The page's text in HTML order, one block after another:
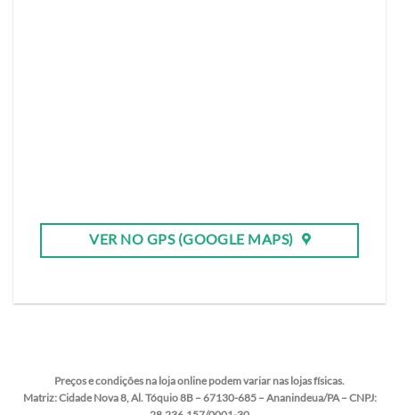
VER NO GPS (GOOGLE MAPS)
Preços e condições na loja online podem variar nas lojas físicas.
Matriz:Cidade Nova 8, Al. Tóquio 8B – 67130-685 – Ananindeua/PA – CNPJ: